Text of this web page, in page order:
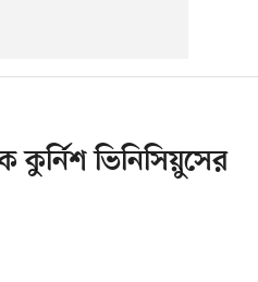
কুর্নিশ ভিনিসিয়ুসের